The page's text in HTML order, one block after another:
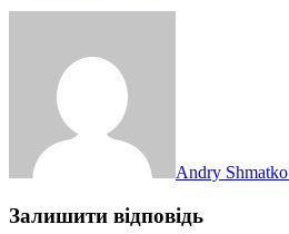
Andry Shmatko
Залишити відповідь